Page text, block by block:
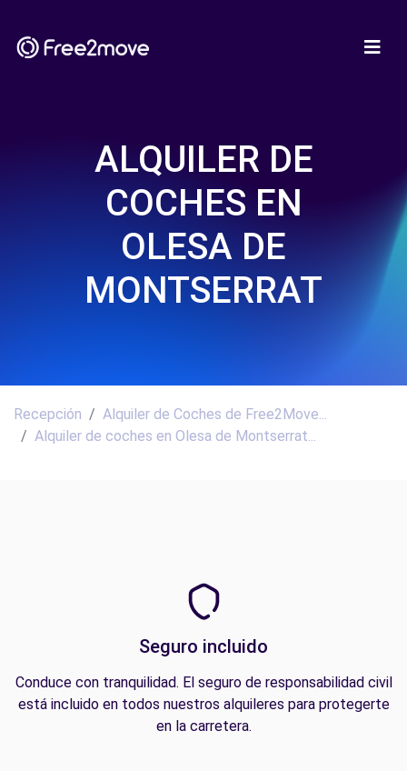
ALQUILER DE
COCHES EN
OLESA DE
MONTSERRAT
Recepción
Alquiler de Coches de Free2Move...
Alquiler de coches en Olesa de Montserrat...
Seguro incluido
Conduce con tranquilidad. El seguro de responsabilidad civil
está incluido en todos nuestros alquileres para protegerte
en la carretera.